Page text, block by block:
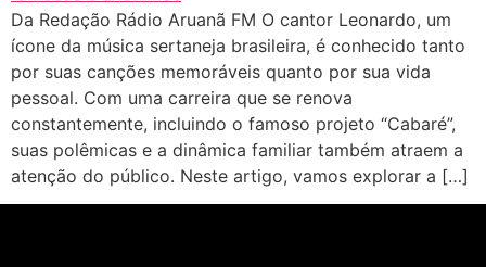
Da Redação Rádio Aruanã FM O cantor Leonardo, um
ícone da música sertaneja brasileira, é conhecido tanto
por suas canções memoráveis quanto por sua vida
pessoal. Com uma carreira que se renova
constantemente, incluindo o famoso projeto “Cabaré”,
suas polêmicas e a dinâmica familiar também atraem a
atenção do público. Neste artigo, vamos explorar a […]